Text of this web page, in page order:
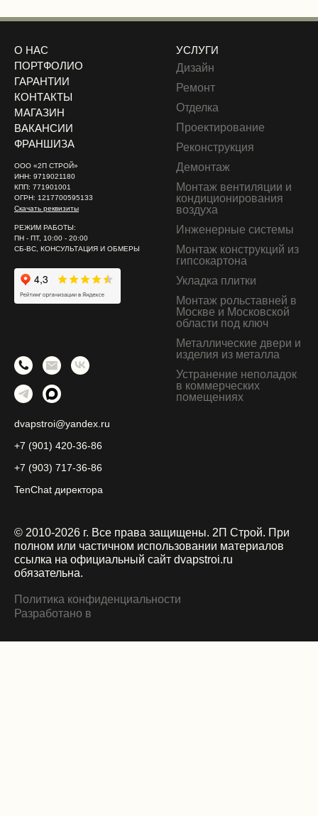
О НАС
ПОРТФОЛИО
ГАРАНТИИ
КОНТАКТЫ
МАГАЗИН
ВАКАНСИИ
ФРАНШИЗА
ООО «2П СТРОЙ»
ИНН: 9719021180
КПП: 771901001
ОГРН: 1217700595133
Скачать реквизиты
РЕЖИМ РАБОТЫ:
ПН - ПТ, 10:00 - 20:00
СБ-ВС, КОНСУЛЬТАЦИЯ И ОБМЕРЫ
УСЛУГИ
Дизайн
Ремонт
Отделка
Проектирование
Реконструкция
Демонтаж
Монтаж вентиляции и
кондиционирования
воздуха
Инженерные системы
Монтаж конструкций из
гипсокартона
Укладка плитки
Монтаж рольставней в
Москве и Московской
области под ключ
Металлические двери и
изделия из металла
Устранение неполадок
в коммерческих
помещениях
dvapstroi@yandex.ru
+7 (901) 420-36-86
+7 (903) 717-36-86
TenChat директора
© 2010-2026 г. Все права защищены. 2П Строй. При
полном или частичном использовании материалов
ссылка на официальный сайт dvapstroi.ru
обязательна.
Политика конфиденциальности
Разработано в